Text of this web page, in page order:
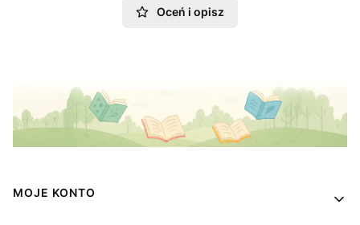
Oceń i opisz
Linki w stopce
MOJE KONTO